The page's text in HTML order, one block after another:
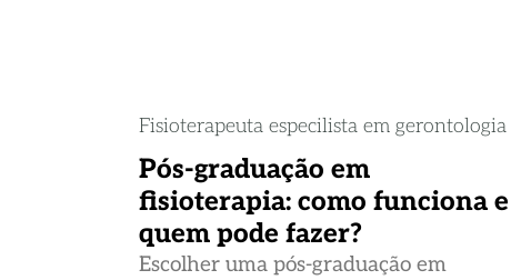
Fisioterapeuta especilista em gerontologia
Pós-graduação em
fisioterapia: como funciona e
quem pode fazer?
Escolher uma pós-graduação em